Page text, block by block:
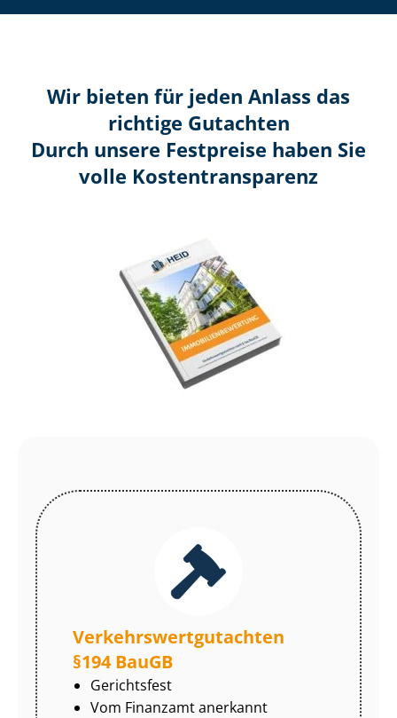
Wir bieten für jeden Anlass das
richtige Gutachten
Durch unsere Festpreise haben Sie
volle Kosten­transparenz
Ver­kehrs­wert­gut­ach­ten
§194 BauGB
Gerichtsfest
Vom Finanzamt anerkannt